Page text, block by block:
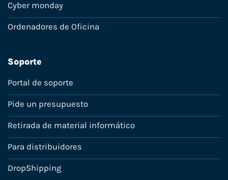
Cyber monday
Ordenadores de Oficina
Soporte
Portal de soporte
Pide un presupuesto
Retirada de material informático
Para distribuidores
DropShipping